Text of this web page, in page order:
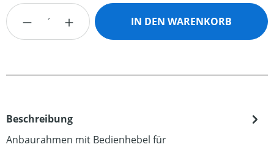
Produkt Anzahl: Gib den gewünschten
IN DEN WARENKORB
Beschreibung
Anbaurahmen mit Bedienhebel für